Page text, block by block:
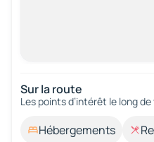
Sur la route
Les points d’intérêt le long
Hébergements